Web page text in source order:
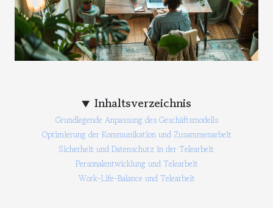
Inhaltsverzeichnis
Grundlegende Anpassung des Geschäftsmodells
Optimierung der Kommunikation und Zusammenarbeit
Sicherheit und Datenschutz in der Telearbeit
Personalentwicklung und Telearbeit
Work-Life-Balance und Telearbeit